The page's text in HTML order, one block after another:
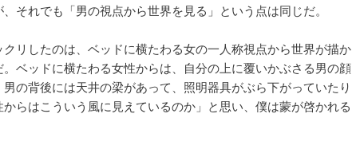
それでも「男の視点から世界を見る」という点は同じだ。
リしたのは、ベッドに横たわる女の一人称視点から世界が描か
ベッドに横たわる女性からは、自分の上に覆いかぶさる男の顔
の背後には天井の梁があって、照明器具がぶら下がっていたり
らはこういう風に見えているのか」と思い、僕は蒙が啓かれる